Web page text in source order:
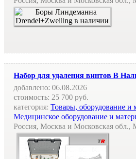
Набор для удаления винтов В
добавлено: 06.08.2026
стоимость: 25 700 руб.
категория: Товары, оборудование и
Медицинское оборудование и
Россия, Москва и Московская обл.,